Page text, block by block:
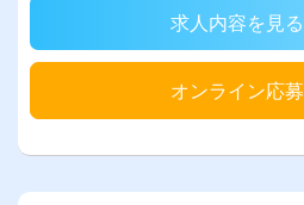
求人内容を見る
オンライン応募